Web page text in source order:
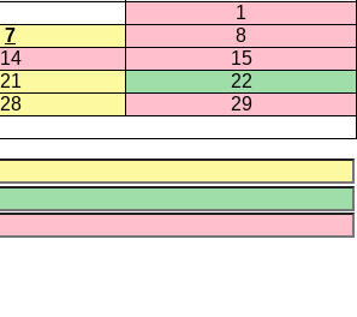
1
7
8
14
15
21
22
28
29